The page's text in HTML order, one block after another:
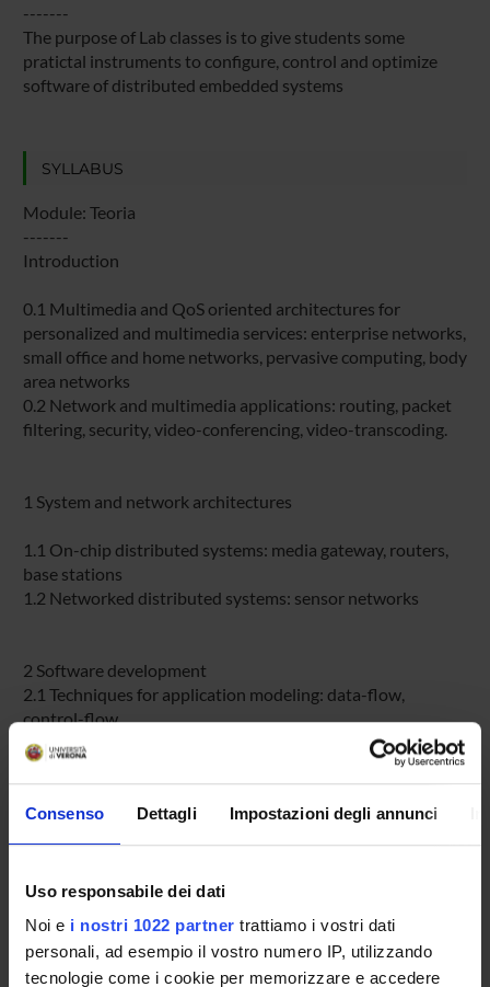
Consenso Dettagli Impostazioni degli annunci
Uso responsabile dei dati
Noi e i nostri 1022 partner trattiamo i vostri dati
personali, ad esempio il vostro numero IP, utilizzando
tecnologie come i cookie per memorizzare e accedere
-------
The purpose of Lab classes is to give students some
pratictal instruments to configure, control and optimize
software of distributed embedded systems
SYLLABUS
Module: Teoria
-------
Introduction
0.1 Multimedia and QoS oriented architectures for
personalized and multimedia services: enterprise networks,
small office and home networks, pervasive computing, body
area networks
0.2 Network and multimedia applications: routing, packet
filtering, security, video-conferencing, video-transcoding.
1 System and network architectures
1.1 On-chip distributed systems: media gateway, routers,
base stations
1.2 Networked distributed systems: sensor networks
2 Software development
2.1 Techniques for application modeling: data-flow,
control-flow
2.2 Parallel compilers: OpenMP, MachSuif
2.3 Programming models: Pthreads, message passing,
shared memory
embedded RTOS
3.2 Middleware and libraries for communication and